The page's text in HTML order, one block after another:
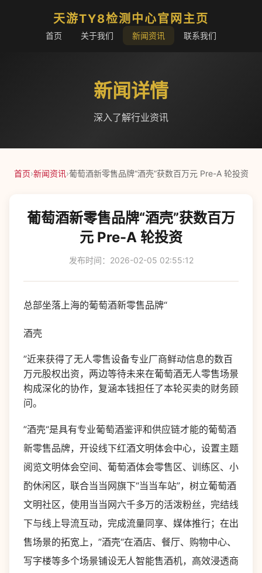
天游TY8检测中心官网主页
首页 关于我们 新闻资讯 联系我们
新闻详情
深入了解行业资讯
首页›新闻资讯›葡萄酒新零售品牌“酒壳”获数百万元 Pre-A 轮投资
葡萄酒新零售品牌“酒壳”获数百万
元 Pre-A 轮投资
发布时间：2026-02-05 02:55:12
总部坐落上海的葡萄酒新零售品牌“
酒壳
”近来获得了无人零售设备专业厂商鲜动信息的数百
万元股权出资，两边等待未来在葡萄酒无人零售场景
构成深化的协作，复涵本钱担任了本轮买卖的财务顾
问。
”酒壳“是具有专业葡萄酒鉴评和供应链才能的葡萄酒
新零售品牌，开设线下红酒文明体会中心，设置主题
阅览文明体会空间、葡萄酒体会零售区、训练区、小
酌休闲区，联合当当网旗下“当当车站”，树立葡萄酒
文明社区，使用当当网六千多万的活泼粉丝，完结线
下与线上导流互动，完成流量同享、媒体推行；在出
售场景的拓宽上，”酒壳“在酒店、餐厅、购物中心、
写字楼等多个场景铺设无人智能售酒机，高效浸透商